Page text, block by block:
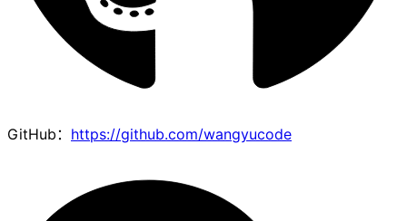
GitHub： https://github.com/wangyucode